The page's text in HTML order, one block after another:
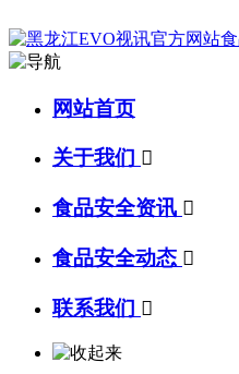
网站首页
关于我们 
食品安全资讯 
食品安全动态 
联系我们 